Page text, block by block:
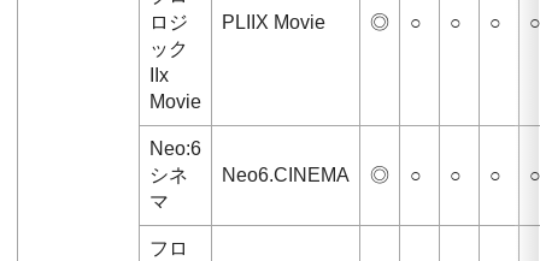
ロジ
ック
IIx
Movie
PLIIX Movie ◎ ○ ○ ○ ○
Neo:6
シネ
マ
Neo6.CINEMA ◎ ○ ○ ○ ○
フロ